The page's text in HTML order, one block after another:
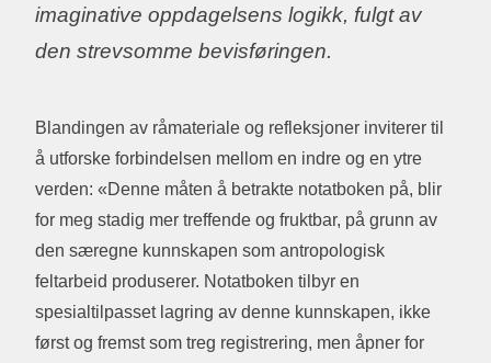
imaginative oppdagelsens logikk, fulgt av
den strevsomme bevisføringen.
Blandingen av råmateriale og refleksjoner inviterer til
å utforske forbindelsen mellom en indre og en ytre
verden: «Denne måten å betrakte notatboken på, blir
for meg stadig mer treffende og fruktbar, på grunn av
den særegne kunnskapen som antropologisk
feltarbeid produserer. Notatboken tilbyr en
spesialtilpasset lagring av denne kunnskapen, ikke
først og fremst som treg registrering, men åpner for